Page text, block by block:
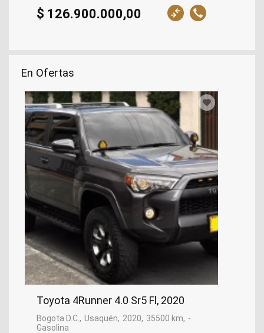
$ 126.900.000,00
En Ofertas
Toyota 4Runner 4.0 Sr5 Fl, 2020
Bogota D.C. Usaquén 2020 35500 km
-
Gasolina